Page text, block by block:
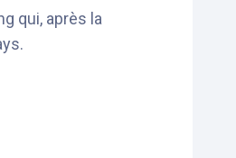
qui, après la